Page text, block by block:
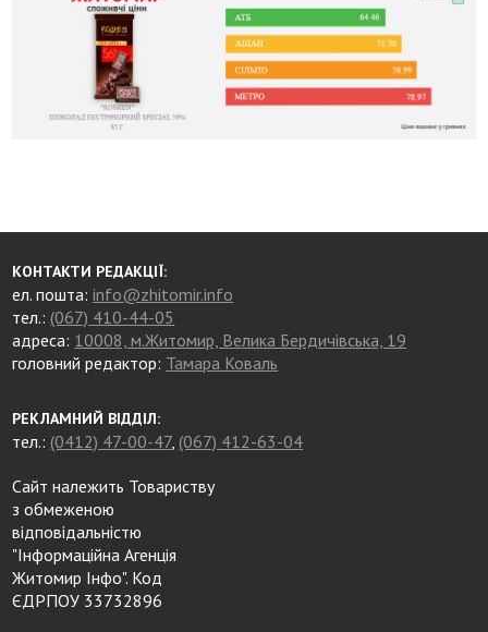
КОНТАКТИ РЕДАКЦІЇ:
ел. пошта:info@zhitomir.info
тел.: (067) 410-44-05
адреса: 10008, м.Житомир, Велика Бердичівська, 19
головний редактор: Тамара Коваль
РЕКЛАМНИЙ ВІДДІЛ:
тел.: (0412) 47-00-47, (067) 412-63-04
Сайт належить Товариству
з обмеженою
відповідальністю
"Інформаційна Агенція
Житомир Інфо". Код
ЄДРПОУ 33732896